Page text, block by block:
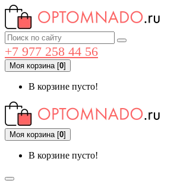
+7 977 258 44 56
Моя корзина[0]
В корзине пусто!
Моя корзина[0]
В корзине пусто!